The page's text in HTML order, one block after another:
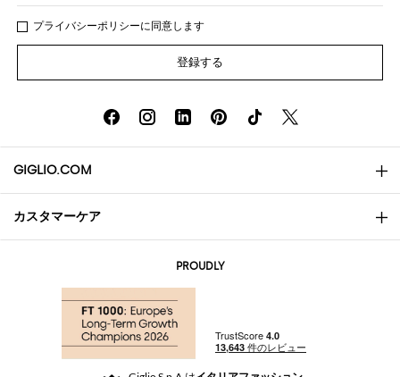
プライバシーポリシーに同意します
登録する
GIGLIO.COM
会社概要
Community Store
カスタマーケア
返品と返金
PROUDLY